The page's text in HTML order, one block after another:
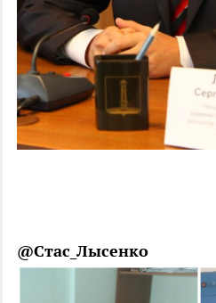
@Стас_Лысенко